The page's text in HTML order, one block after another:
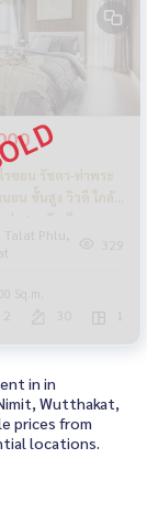
รซอน รัชดา-ท่าพระ
วดี ใกล้
ต่งสวยจัดเต็ม
Talat Phlu,
329
Sq.m.
2 30 1
in in
Wutthakat,
prices from
locations.